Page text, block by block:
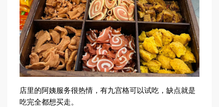
店里的阿姨服务很热情，有九宫格可以试吃，缺点就是
吃完全都想买走。